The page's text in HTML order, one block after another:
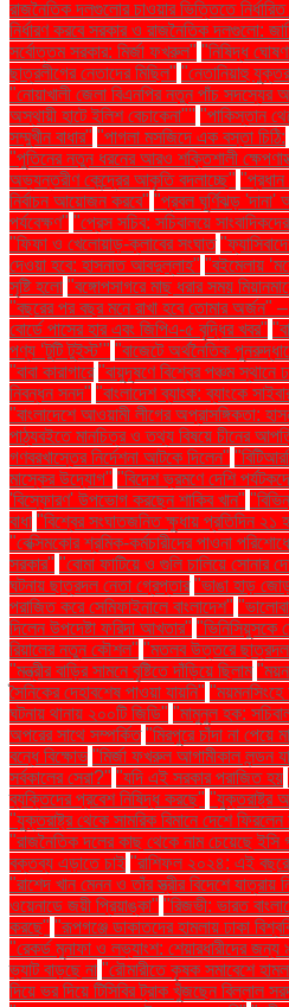
রাজনৈতিক দলগুলোর চাওয়ার ভিত্তিতে
নির্ধারণ করবে সরকার ও রাজনৈতিক দলগুলো:
সর্বোত্তম সরকার: মির্জা ফখরুল" "নিষিদ্ধ
ছাত্রলীগের নেতাদের মিছিল" "নেতানিয়াহু
"নোয়াখালী জেলা বিএনপির নতুন পাঁচ সদস্যের
অস্থায়ী হাটে ইলিশ বেচাকেনা"'' "পাকিস্তান
সম্মুখীন বাধার" "পাগলা মসজিদে এক বস্তা চিঠি:
"পুতিনের নতুন ধরনের আরও শক্তিশালী
অভ্যন্তরীণ কেন্দ্রের আকৃতি বদলাচ্ছে" "প্রধান
নির্বাচন আয়োজন করবে" "প্রবল ঘূর্ণিঝড় 'দানা'
পর্যবেক্ষণ" "প্রেস সচিব: সচিবালয়ে
"ফিফা ও খেলোয়াড়-ক্লাবের সংঘাত
দেওয়া হবে: হাসনাত আবদুল্লাহ" "বইমেলায়
সৃষ্টি হলো "বঙ্গোপসাগরে মাছ ধরার সময়
"বছরের পর বছর মনে রাখা হবে তোমার অর্জন"
বোর্ডে পাসের হার এবং জিপিএ-৫ বৃদ্ধির খবর"
পণ্য ‘টুটি টুইস্ট’" "বাজেটে অর্থনৈতিক
"বাবা কারাগারে "বায়ুদূষণে বিশ্বের পঞ্চম স্থানে
নিবন্ধন সনদ" "বাংলাদেশ ব্যাংক: ব্যাংকে
"বাংলাদেশে আওয়ামী লীগের অপ্রাসঙ্গিকতা:
পাঠ্যবইতে মানচিত্র ও তথ্য বিষয়ে চীনের
গণবরখাস্তের নির্দেশনা আটকে দিলেন"
মাস্কের উদ্যোগ" "বিদেশ ভ্রমণে দেশি
'বিস্ফোরণ' উপভোগ করছেন শাকিব খান"
বাধা "বিশ্বের সংঘাতজনিত ক্ষুধায় প্রতিদিন ২১
"বেক্সিমকোর শ্রমিক-কর্মচারীদের পাওনা
সরকার" "বোমা ফাটিয়ে ও গুলি চালিয়ে সোনার
ঘটনায় ছাত্রদল নেতা গ্রেপ্তার "ভাঙা হাড়
পরাজিত করে সেমিফাইনালে বাংলাদেশ"
দিলেন উপদেষ্টা ফরিদা আখতার" "ভিনিসিয়ুসকে
রিয়ালের নতুন কৌশল" "মতলব উত্তরে ছাত্রদল
"মন্ত্রীর বাড়ির সামনে বৃষ্টিতে দাঁড়িয়ে ছিলাম
সৈনিকের দেহাবশেষ পাওয়া যায়নি"
ঘটনায় থানায় ২০০টি জিডি" "মামুনুল হক:
অপরের সাথে সম্পর্কিত "মিরপুরে চাঁদা না পেয়ে
বন্ধে বিক্ষোভ "মির্জা ফখরুল আগামীকাল লন্ডন
সর্বকালের সেরা?" "যদি এই সরকার পরাজিত হয়
ব্যক্তিদের প্রবেশ নিষিদ্ধ করছে" "যুক্তরাষ্ট্র
"যুক্তরাষ্ট্র থেকে সামরিক বিমানে দেশে
"রাজনৈতিক দলের কাছ থেকে নাম চেয়েছে ইসি
বক্তব্য এড়াতে চাই "রাশিফল ২০২৪: এই
"রাশেদ খান মেনন ও তাঁর স্ত্রীর বিদেশে যাত্রায়
ওয়েনাডে জয়ী প্রিয়াঙ্কা" "রিজভী: ভারত
করছে" "রূপগঞ্জে ডাকাতদের হামলায় ঢাকা
"রেকর্ড মুনাফা ও লভ্যাংশ: শেয়ারধারীদের
ভ্যাট বাড়ছে না "রৌমারীতে কৃষক সমাবেশে
দিয়ে ভর দিয়ে টিসিবির ট্রাক খুঁজছেন বিল্লাল